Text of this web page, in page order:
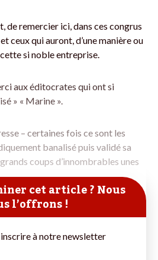
de remercier ici, dans ces congrus
ceux qui auront, d’une manière ou
si noble entreprise.
aux éditocrates qui ont si
» « Marine ».
– certaines fois ce sont les
banalisé puis validé sa
coups d’innombrables unes
cet article ? Nous
l’offrons !
à notre newsletter